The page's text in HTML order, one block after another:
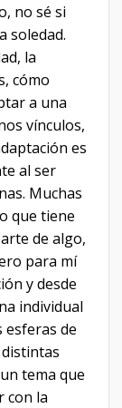
no sé si
soledad.
la
cómo
a una
vínculos,
es
al ser
Muchas
que tiene
de algo,
para mí
y desde
individual
esferas de
tema que
con la